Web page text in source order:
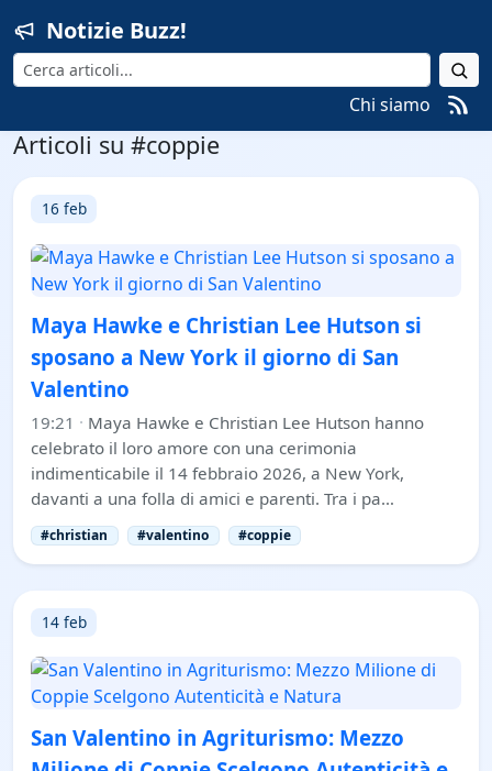
Notizie Buzz!
Cerca
Chi siamo
Articoli su #coppie
16 feb
Maya Hawke e Christian Lee Hutson si
sposano a New York il giorno di San
Valentino
19:21 · Maya Hawke e Christian Lee Hutson hanno
celebrato il loro amore con una cerimonia
indimenticabile il 14 febbraio 2026, a New York,
davanti a una folla di amici e parenti. Tra i pa…
#christian #valentino #coppie
14 feb
San Valentino in Agriturismo: Mezzo